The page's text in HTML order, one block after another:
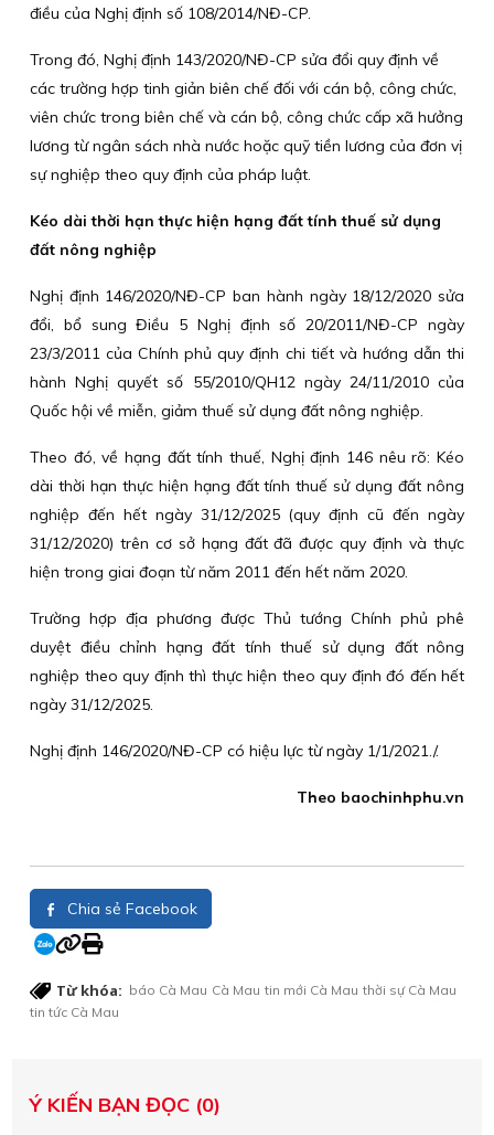
điều của Nghị định số 108/2014/NĐ-CP.
Trong đó, Nghị định 143/2020/NĐ-CP sửa đổi quy định về
các trường hợp tinh giản biên chế đối với cán bộ, công chức,
viên chức trong biên chế và cán bộ, công chức cấp xã hưởng
lương từ ngân sách nhà nước hoặc quỹ tiền lương của đơn vị
sự nghiệp theo quy định của pháp luật.
Kéo dài thời hạn thực hiện hạng đất tính thuế sử dụng
đất nông nghiệp
Nghị định 146/2020/NĐ-CP ban hành ngày 18/12/2020 sửa
đổi, bổ sung Điều 5 Nghị định số 20/2011/NĐ-CP ngày
23/3/2011 của Chính phủ quy định chi tiết và hướng dẫn thi
hành Nghị quyết số 55/2010/QH12 ngày 24/11/2010 của
Quốc hội về miễn, giảm thuế sử dụng đất nông nghiệp.
Theo đó, về hạng đất tính thuế, Nghị định 146 nêu rõ: Kéo
dài thời hạn thực hiện hạng đất tính thuế sử dụng đất nông
nghiệp đến hết ngày 31/12/2025 (quy định cũ đến ngày
31/12/2020) trên cơ sở hạng đất đã được quy định và thực
hiện trong giai đoạn từ năm 2011 đến hết năm 2020.
Trường hợp địa phương được Thủ tướng Chính phủ phê
duyệt điều chỉnh hạng đất tính thuế sử dụng đất nông
nghiệp theo quy định thì thực hiện theo quy định đó đến hết
ngày 31/12/2025.
Nghị định 146/2020/NĐ-CP có hiệu lực từ ngày 1/1/2021./.
Theo baochinhphu.vn
Chia sẻ Facebook
Từ khóa: báo Cà Mau Cà Mau tin mới Cà Mau thời sự Cà Mau
tin tức Cà Mau
Ý KIẾN BẠN ĐỌC (0)